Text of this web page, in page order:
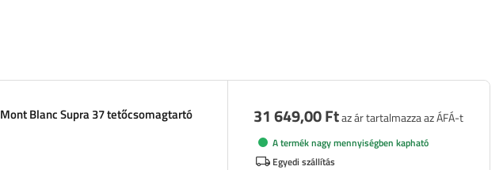
Mont Blanc Supra 37 tetőcsomagtartó 31 649,00 Ftaz ár tartalmazza az ÁFÁ-t
A termék nagy mennyiségben kapható
Egyedi szállítás